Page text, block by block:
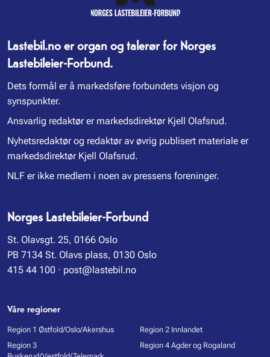
Lastebil.no er organ og talerør for Norges
Lastebileier-Forbund.
Dets formål er å markedsføre forbundets visjon og
synspunkter.
Ansvarlig redaktør er markedsdirektør Kjell Olafsrud.
Nyhetsredaktør og redaktør av øvrig publisert materiale er
markedsdirektør Kjell Olafsrud.
NLF er ikke medlem i noen av pressens foreninger.
Norges Lastebileier-Forbund
St. Olavsgt. 25, 0166 Oslo
PB 7134 St. Olavs plass, 0130 Oslo
415 44 100 · post@lastebil.no
Våre regioner
Region 1 Østfold/Oslo/Akershus
Region 2 Innlandet
Region 3
Region 4 Agder og Rogaland